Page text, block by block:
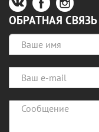
ОБРАТНАЯ СВЯЗЬ